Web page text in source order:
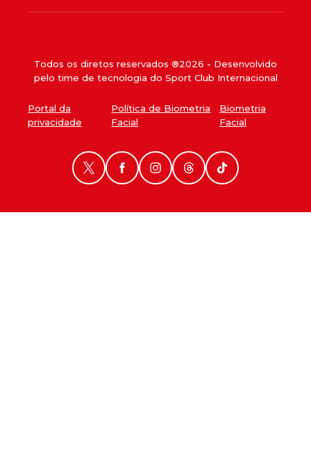
Todos os diretos reservados ®2026 - Desenvolvido
pelo time de tecnologia do Sport Club Internacional
Portal da
privacidade
Política de Biometria
Facial
Biometria
Facial